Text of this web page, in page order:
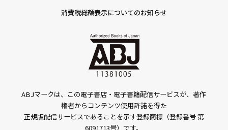
消費税総額表示についてのお知らせ
ABJマークは、この電子書店・電子書籍配信サービスが、著作
権者からコンテンツ使用許諾を得た
正規版配信サービスであることを示す登録商標（登録番号 第
6091713号）です。